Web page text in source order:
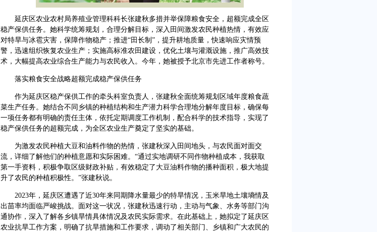
延庆区农业农村局养殖业管理科科长张建秋多措并举保障粮食安全，超额完成全区
稳产保供任务。她科学统筹规划，合理分解目标，深入田间激发农民种植热情，有效应
对特旱与冰雹灾害，保障作物稳产；推进“田长制”，提升耕地质量，快速响应灾情预
警，迅速组织恢复农业生产；实施高标准农田建设，优化土壤与灌溉设施，推广高效技
术，大幅提高农业综合生产能力与农民收入。今年，她被授予北京市先进工作者称号。
落实粮食安全战略超额完成稳产保供任务
作为延庆区稳产保供工作的牵头科室负责人，张建秋全面统筹规划区域年度粮食蔬
菜生产任务。她结合不同乡镇的种植结构和生产潜力科学合理地分解年度目标，确保每
一项任务都有明确的责任主体，依托定期调度工作机制，配合科学的技术指导，实现了
稳产保供任务的超额完成，为全区农业生产奠定了坚实的基础。
为激发农民种植大豆和油料作物的热情，张建秋深入田间地头，与农民面对面交
流，详细了解他们的种植意愿和实际困难。“通过实地调研不同作物种植成本，我获取
第一手资料，积极争取区级财政补贴，有效稳定了大豆油料作物的播种面积，极大地提
升了农民的种植积极性。”张建秋说。
2023年，延庆区遭遇了近30年来同期降水量最少的特旱情况，玉米旱地土壤墒情及
出苗率均面临严峻挑战。面对这一状况，张建秋迅速行动，主动与气象、水务等部门沟
通协作，深入了解各乡镇旱情具体情况及农民实际需求。在此基础上，她拟定了延庆区
农业抗旱工作方案，明确了抗旱措施和工作要求，调动了相关部门、乡镇和广大农民的